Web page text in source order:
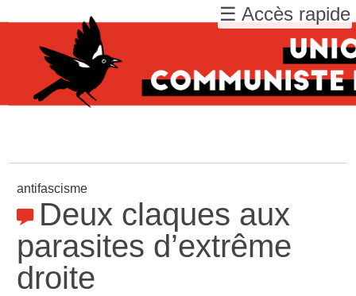
antifascisme
Deux claques aux
parasites d’extrême
droite
☰ Accès rapide